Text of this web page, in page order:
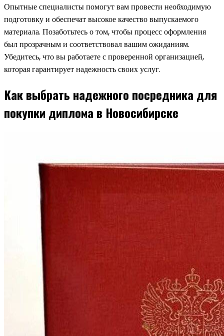
Опытные специалисты помогут вам провести необходимую
подготовку и обеспечат высокое качество выпускаемого
материала. Позаботьтесь о том, чтобы процесс оформления
был прозрачным и соответствовал вашим ожиданиям.
Убедитесь, что вы работаете с проверенной организацией,
которая гарантирует надежность своих услуг.
Как выбрать надежного посредника для
покупки диплома в Новосибирске